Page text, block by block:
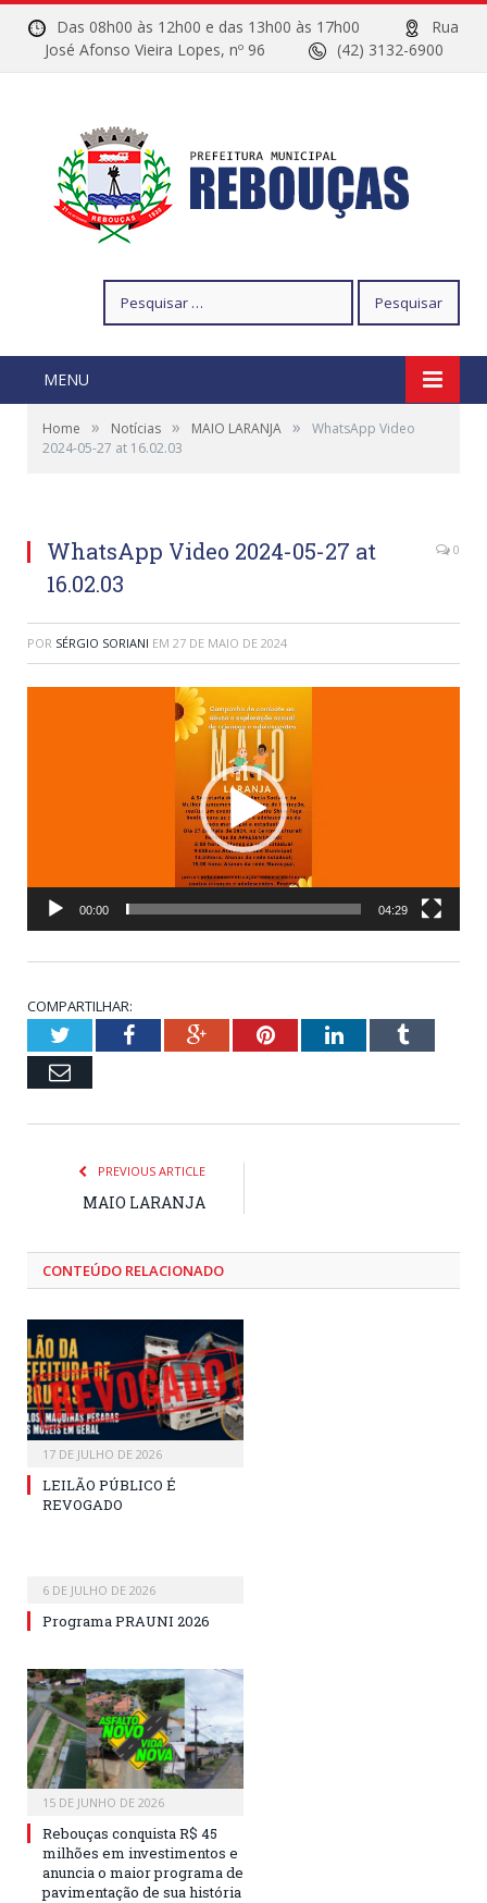
Das 08h00 às 12h00 e das 13h00 às 17h00
Rua
José Afonso Vieira Lopes, nº 96
(42) 3132-6900
por:
MENU
Home » Notícias » MAIO LARANJA »
WhatsApp Video
2024-05-27 at 16.02.03
WhatsApp Video 2024-05-27 at
16.02.03
0
POR SÉRGIO SORIANI EM 27 DE MAIO DE 2024
00:00 04:29
COMPARTILHAR:
TwitterFacebookGoogle+PinterestLinkedInTumblr
Email
PREVIOUS ARTICLE
MAIO LARANJA
CONTEÚDO RELACIONADO
17 DE JULHO DE 2026
LEILÃO PÚBLICO É
REVOGADO
6 DE JULHO DE 2026
Programa PRAUNI 2026
15 DE JUNHO DE 2026
Rebouças conquista R$ 45
milhões em investimentos e
anuncia o maior programa de
pavimentação de sua história